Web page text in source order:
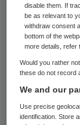
maken wat
hebben.
Moeilijk
van de
disable them. If
be as relevant to
withdraw consent
bottom of the
more details, refer
Would you rather
these do not record
We and our
Use precise
identification. Store